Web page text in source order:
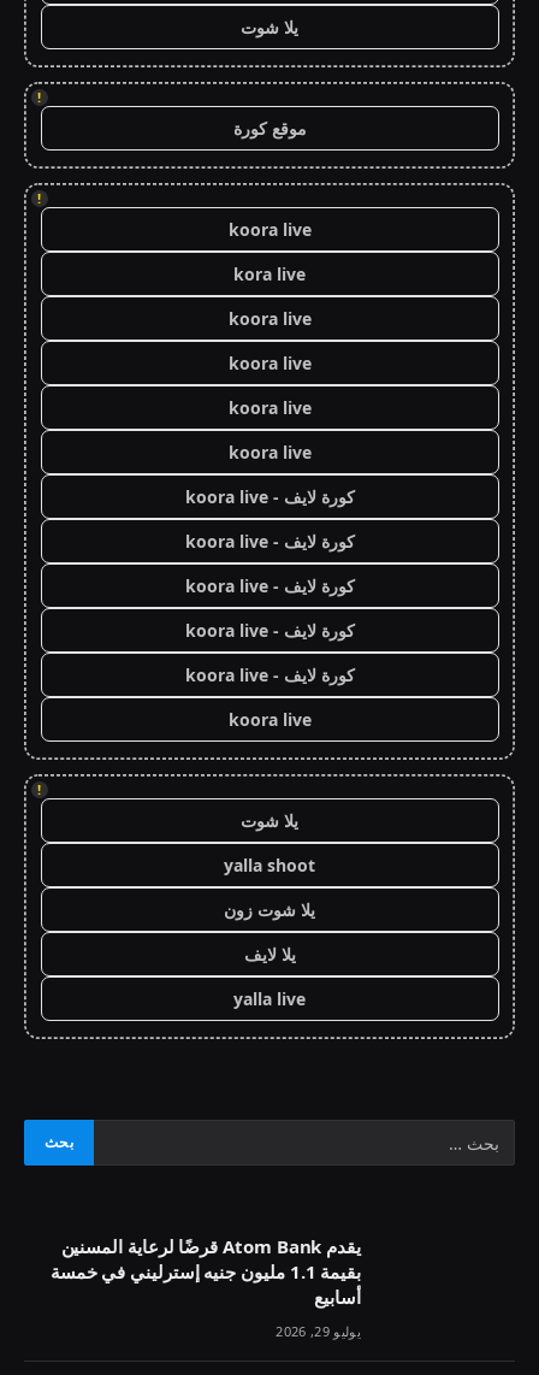
يلا شوت
!
موقع كورة
!
koora live
kora live
koora live
koora live
koora live
koora live
كورة لايف - koora live
كورة لايف - koora live
كورة لايف - koora live
كورة لايف - koora live
كورة لايف - koora live
koora live
!
يلا شوت
yalla shoot
يلا شوت زون
يلا لايف
yalla live
يقدم Atom Bank قرضًا لرعاية المسنين
بقيمة 1.1 مليون جنيه إسترليني في خمسة
أسابيع
يوليو 29, 2026